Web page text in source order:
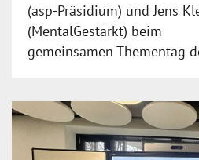
(asp-Präsidium) und Jens
(MentalGestärkt) beim
gemeinsamen Thementag